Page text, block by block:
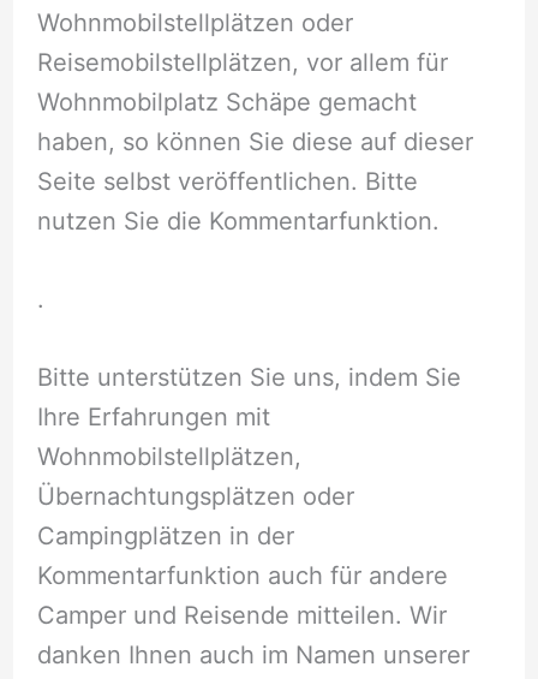
Wohnmobilstellplätzen oder
Reisemobilstellplätzen, vor allem für
Wohnmobilplatz Schäpe gemacht
haben, so können Sie diese auf dieser
Seite selbst veröffentlichen. Bitte
nutzen Sie die Kommentarfunktion.
.
Bitte unterstützen Sie uns, indem Sie
Ihre Erfahrungen mit
Wohnmobilstellplätzen,
Übernachtungsplätzen oder
Campingplätzen in der
Kommentarfunktion auch für andere
Camper und Reisende mitteilen. Wir
danken Ihnen auch im Namen unserer